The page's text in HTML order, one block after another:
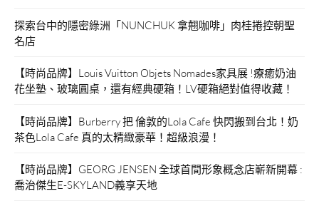
探索台中的隱密綠洲「NUNCHUK 拿翹咖啡」肉桂捲控朝聖
名店
【時尚品牌】Louis Vuitton Objets Nomades家具展 !療癒奶油
花坐墊、玻璃圓桌，還有經典硬箱！LV硬箱絕對值得收藏！
【時尚品牌】Burberry 把 倫敦的Lola Cafe 快閃搬到台北！奶
茶色Lola Cafe 真的太精緻豪華！超級浪漫！
【時尚品牌】GEORG JENSEN 全球首間形象概念店嶄新開幕 :
喬治傑生E-SKYLAND義享天地